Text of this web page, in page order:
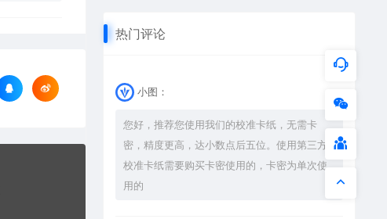
热门评论
小图：
您好，推荐您使用我们的校准卡纸，无需卡
密，精度更高，达小数点后五位。使用第三方
校准卡纸需要购买卡密使用的，卡密为单次使
用的